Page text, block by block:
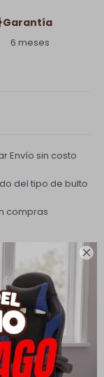

Garantía
6 meses
Envío sin costo
del tipo de bulto
compras
de 5 días para